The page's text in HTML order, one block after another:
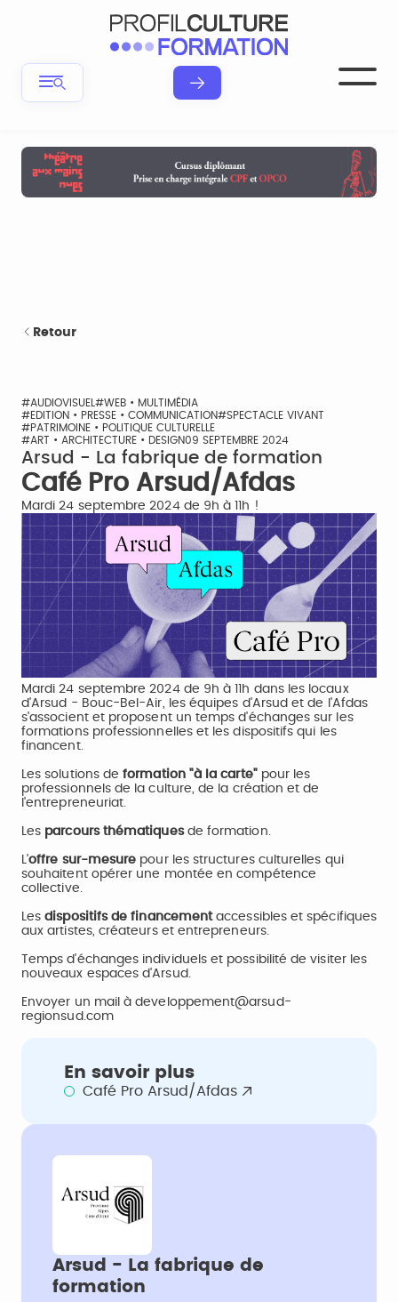
Retour
#AUDIOVISUEL #WEB • MULTIMÉDIA
#EDITION • PRESSE • COMMUNICATION#SPECTACLE VIVANT
#PATRIMOINE • POLITIQUE CULTURELLE
#ART • ARCHITECTURE • DESIGN09 SEPTEMBRE 2024
Arsud - La fabrique de formation
Café Pro Arsud/Afdas
Mardi 24 septembre 2024 de 9h à 11h !
Mardi 24 septembre 2024 de 9h à 11h dans les locaux
d'Arsud - Bouc-Bel-Air, les équipes d'Arsud et de l'Afdas
s'associent et proposent un temps d'échanges sur les
formations professionnelles et les dispositifs qui les
financent.
Les solutions deformation "à la carte"pour les
professionnels de la culture, de la création et de
l'entrepreneuriat.
Les parcours thématiquesde formation.
L'offre sur-mesure pour les structures culturelles qui
souhaitent opérer une montée en compétence
collective.
Lesdispositifs de financementaccessibles et spécifiques
aux artistes, créateurs et entrepreneurs.
Temps d'échanges individuels et possibilité de visiter les
nouveaux espaces d'Arsud.
Envoyer un mail à developpement@arsud-
regionsud.com
En savoir plus
Café Pro Arsud/Afdas
Arsud - La fabrique de
formation